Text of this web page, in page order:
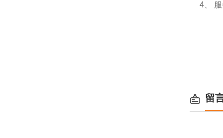
4、
留